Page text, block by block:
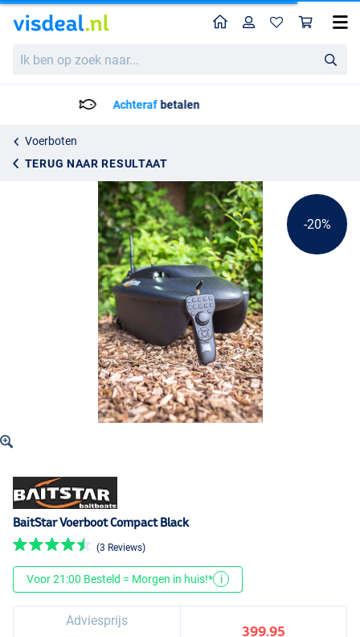
ben
HomeProfiel
Voor 21:00 Besteld = Morgen in huis!*
Voerboten
TERUG NAAR RESULTAAT
BaitStar Voerboot Compact Black
499.00
-20%
BaitStar Voerboot Compact Black
(3 Reviews)
Voor 21:00 Besteld = Morgen in huis!* i
Adviesprijs
399.95